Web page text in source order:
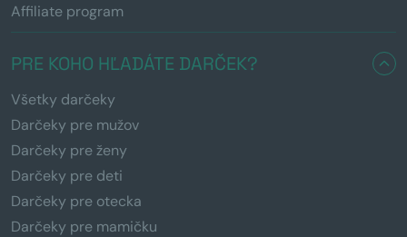
Affiliate program
PRE KOHO HĽADÁTE DARČEK?
Všetky darčeky
Darčeky pre mužov
Darčeky pre ženy
Darčeky pre deti
Darčeky pre otecka
Darčeky pre mamičku